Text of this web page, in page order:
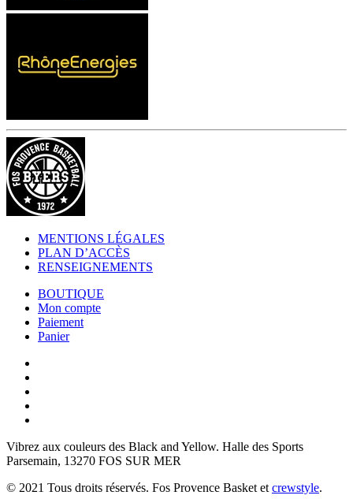
MENTIONS LÉGALES
PLAN D’ACCÈS
RENSEIGNEMENTS
BOUTIQUE
Mon compte
Paiement
Panier
Vibrez aux couleurs des Black and Yellow. Halle des Sports
Parsemain, 13270 FOS SUR MER
© 2021 Tous droits réservés. Fos Provence Basket et crewstyle.